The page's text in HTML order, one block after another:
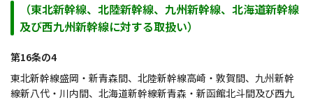
（東北新幹線、北陸新幹線、九州新幹線、北海道新幹線
及び西九州新幹線に対する取扱い）
第16条の4
東北新幹線盛岡・新青森間、北陸新幹線高崎・敦賀間、九州新幹
線新八代・川内間、北海道新幹線新青森・新函館北斗間及び西九